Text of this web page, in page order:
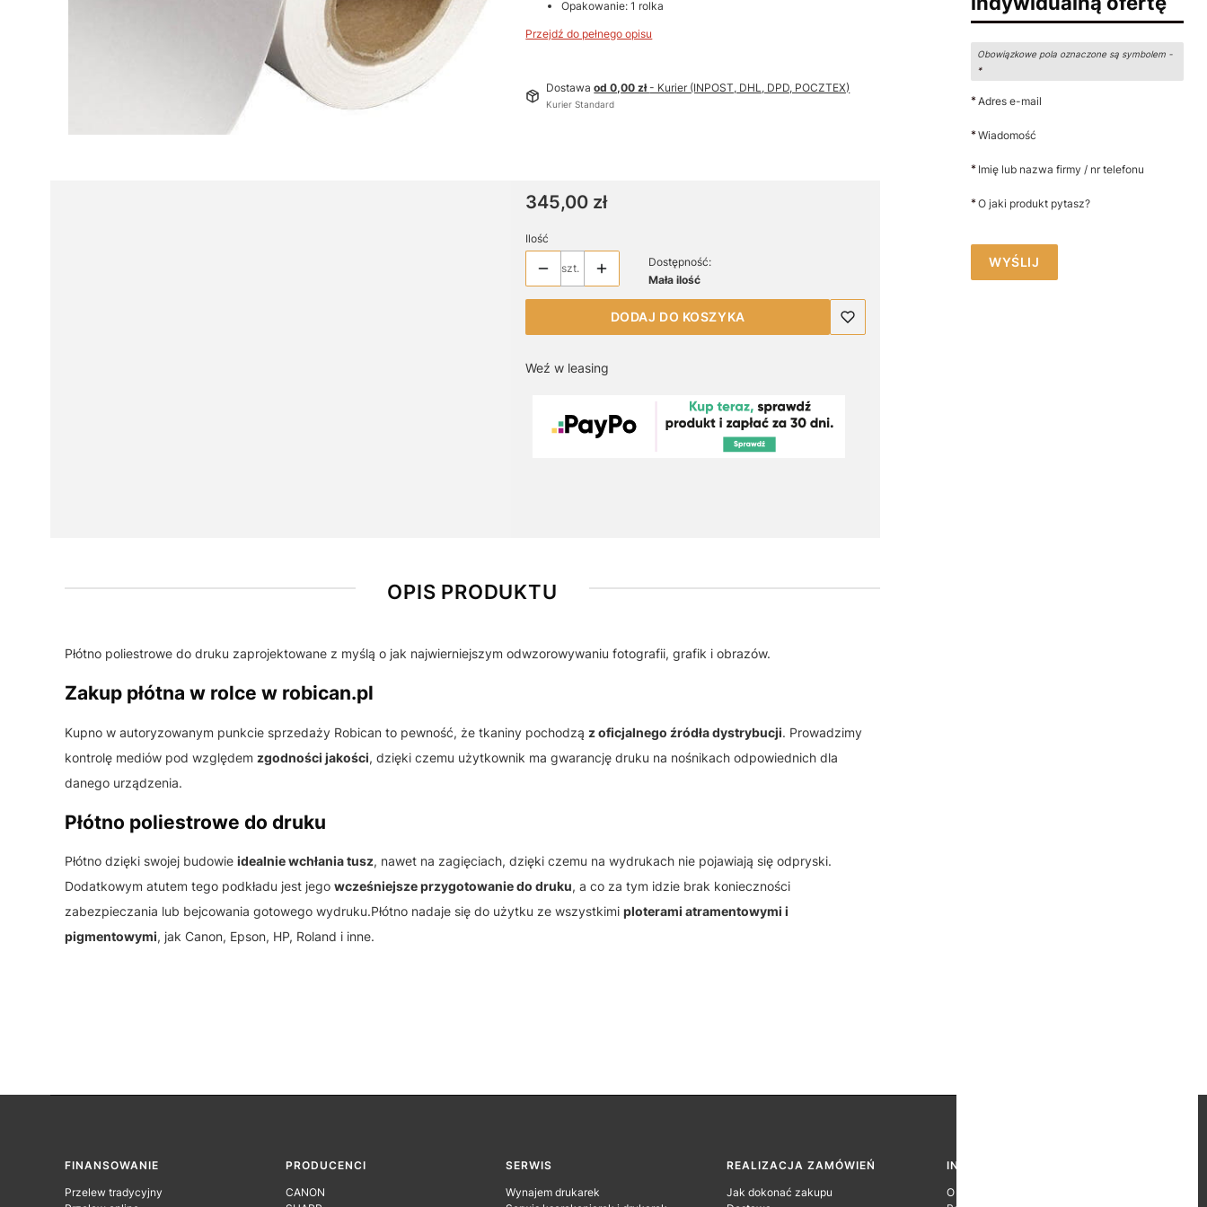
Opakowanie: 1 rolka
Przejdź do pełnego opisu
Dostawaod 0,00 zł- Kurier (INPOST, DHL, DPD, POCZTEX)
Kurier Standard
Cena
345,00 zł
Ilość
szt.
Dostępność:
Mała ilość
DODAJ DO KOSZYKA
Weź w leasing
OPIS PRODUKTU
Płótno poliestrowe do druku zaprojektowane z myślą o jak najwierniejszym odwzorowywaniu fotografii, grafik i obrazów.
Zakup płótna w rolce w robican.pl
Kupno w autoryzowanym punkcie sprzedaży Robican to pewność, że tkaniny pochodzą z oficjalnego źródła dystrybucji. Prowadzimy
kontrolę mediów pod względem zgodności jakości, dzięki czemu użytkownik ma gwarancję druku na nośnikach odpowiednich dla
danego urządzenia.
Płótno poliestrowe do druku
Płótno dzięki swojej budowie idealnie wchłania tusz, nawet na zagięciach, dzięki czemu na wydrukach nie pojawiają się odpryski.
Dodatkowym atutem tego podkładu jest jego wcześniejsze przygotowanie do druku, a co za tym idzie brak konieczności
zabezpieczania lub bejcowania gotowego wydruku.Płótno nadaje się do użytku ze wszystkimi ploterami atramentowymi i
pigmentowymi, jak Canon, Epson, HP, Roland i inne.
Obowiązkowe pola oznaczone są symbolem -
*
*Adres e-mail
*Wiadomość
* Imię lub nazwa firmy / nr telefonu
*O jaki produkt pytasz?
WYŚLIJ
Linki w stopce
FINANSOWANIE
Przelew tradycyjny
PRODUCENCI
CANON
SERWIS
Wynajem drukarek
REALIZACJA ZAMÓWIEŃ
Jak dokonać zakupu
INFORMACJE O FIRMIE
O firmie